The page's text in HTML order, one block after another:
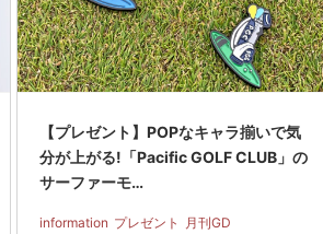
【プレゼント】POPなキャラ揃いで気
分が上がる!「Pacific GOLF CLUB」の
サーファーモ…
information プレゼント
月刊GD